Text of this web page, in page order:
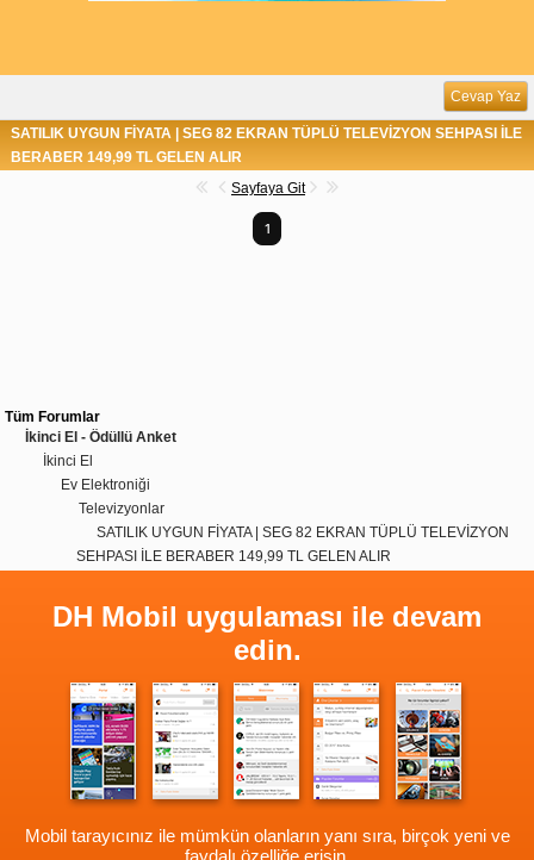
Cevap Yaz
SATILIK UYGUN FİYATA | SEG 82 EKRAN TÜPLÜ TELEVİZYON SEHPASI İLE
BERABER 149,99 TL GELEN ALIR
Sayfaya Git
1
Tüm Forumlar
İkinci El - Ödüllü Anket
İkinci El
Ev Elektroniği
Televizyonlar
SATILIK UYGUN FİYATA | SEG 82 EKRAN TÜPLÜ TELEVİZYON
SEHPASI İLE BERABER 149,99 TL GELEN ALIR
DH Mobil uygulaması ile devam
edin.
Mobil tarayıcınız ile mümkün olanların yanı sıra, birçok yeni ve
faydalı özelliğe erişin.